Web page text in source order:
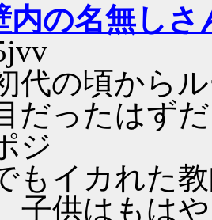
内の名無しさ
代の頃から
だったはず
ジ
もイカれた
子供はもは